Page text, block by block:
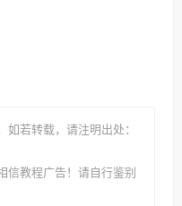
如若转载，请注明出处：
信教程广告！请自行鉴别